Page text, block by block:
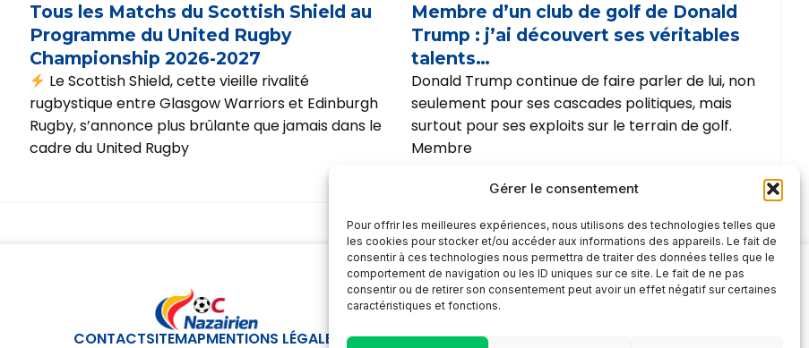
Gérer le consentement
Pour offrir les meilleures expériences, nous utilisons des technologies telles que
les cookies pour stocker et/ou accéder aux informations des appareils. Le fait de
consentir à ces technologies nous permettra de traiter des données telles que le
comportement de navigation ou les ID uniques sur ce site. Le fait de ne pas
consentir ou de retirer son consentement peut avoir un effet négatif sur certaines
caractéristiques et fonctions.
Tous les Matchs du Scottish Shield au
Programme du United Rugby
Championship 2026-2027
Le Scottish Shield, cette vieille rivalité
rugbystique entre Glasgow Warriors et Edinburgh
Rugby, s’annonce plus brûlante que jamais dans le
cadre du United Rugby
Membre d’un club de golf de Donald
Trump : j’ai découvert ses véritables
talents…
Donald Trump continue de faire parler de lui, non
seulement pour ses cascades politiques, mais
surtout pour ses exploits sur le terrain de golf.
Membre
CONTACTSITEMAPMENTIONS LÉGALES